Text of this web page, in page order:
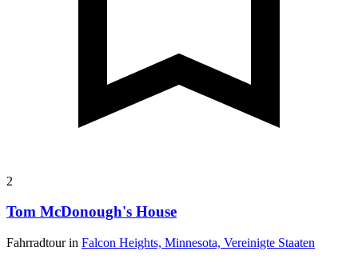
2
Tom McDonough's House
Fahrradtour in Falcon Heights, Minnesota, Vereinigte Staaten